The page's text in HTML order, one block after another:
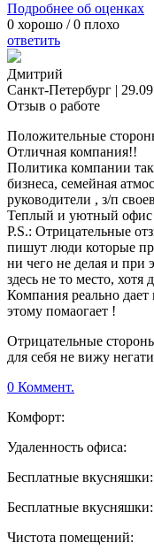
Подробнее об оценках
0 хорошо /0 плохо
ответить
Дмитрий
Санкт-Петербург |
Отзыв о работе
Положительные
Отличная компания!!
Политика компании
бизнеса, семейная
руководители , з/п
Теплый и уютный офис
P.S.: Отрицательные
пишут люди которые
ни чего не делая и при
здесь не то место,
Компания реально дает
этому помаогает !
Отрицательные
для себя не вижу
0 Коммент.
Комфорт:
Удаленность офиса:
Бесплатные вкусняшки:
Бесплатные вкусняшки:
Чистота помещений: